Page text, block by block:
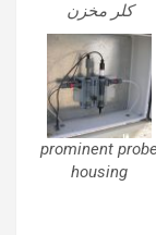
کلر مخزن
prominent probe
housing